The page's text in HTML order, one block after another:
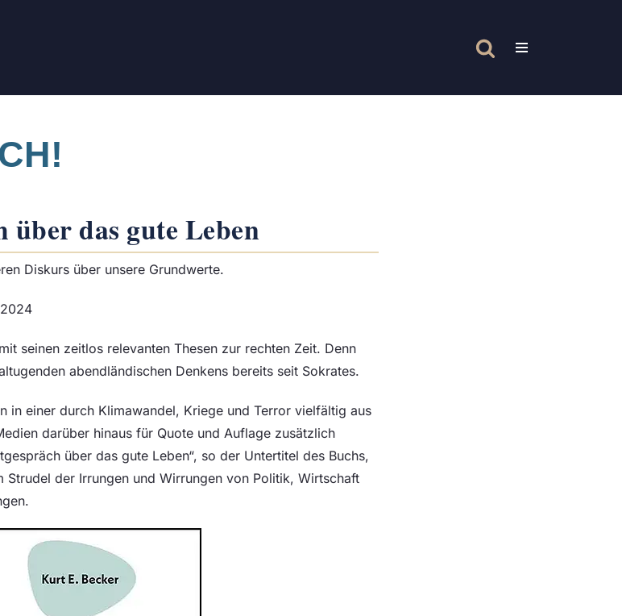
über das gute Leben
Diskurs über unsere Grundwerte.
seinen zeitlos relevanten Thesen zur rechten Zeit. Denn
abendländischen Denkens bereits seit Sokrates.
in einer durch Klimawandel, Kriege und Terror vielfältig aus
darüber hinaus für Quote und Auflage zusätzlich
über das gute Leben“, so der Untertitel des Buchs,
der Irrungen und Wirrungen von Politik, Wirtschaft